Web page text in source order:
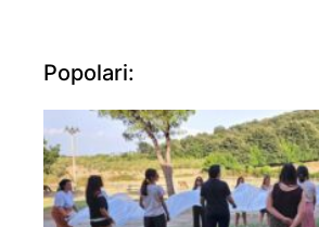
Popolari: